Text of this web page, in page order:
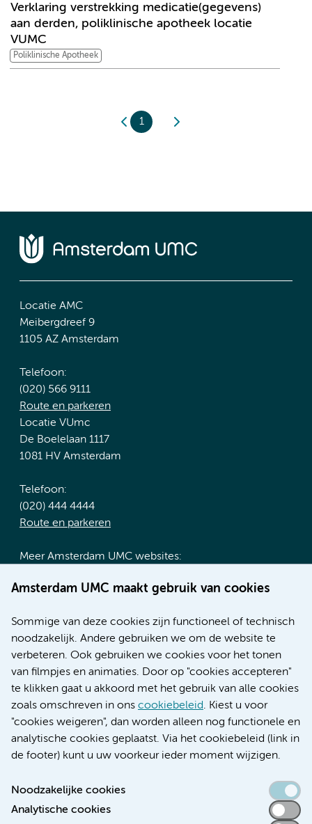
Amsterdam UMC maakt gebruik van cookies
Sommige van deze cookies zijn functioneel of technisch
noodzakelijk. Andere gebruiken we om de website te
verbeteren. Ook gebruiken we cookies voor het tonen
van filmpjes en animaties. Door op "cookies accepteren"
te klikken gaat u akkoord met het gebruik van alle cookies
zoals omschreven in ons cookiebeleid. Kiest u voor
"cookies weigeren", dan worden alleen nog functionele en
analytische cookies geplaatst. Via het cookiebeleid (link in
de footer) kunt u uw voorkeur ieder moment wijzigen.
Noodzakelijke cookies
Analytische cookies
Verklaring verstrekking medicatie(gegevens)
aan derden, poliklinische apotheek locatie
VUMC
Poliklinische Apotheek
1
Locatie AMC
Meibergdreef 9
1105 AZ Amsterdam
Telefoon:
(020) 566 9111
Route en parkeren
Locatie VUmc
De Boelelaan 1117
1081 HV Amsterdam
Telefoon:
(020) 444 4444
Route en parkeren
Meer Amsterdam UMC websites:
Werken bij Amsterdam UMC
Nieuws
Research
Educatie locatie AMC
Educatie locatie VUmc
Verwijzen & diagnostiek
Toegankelijkheidsverklaring